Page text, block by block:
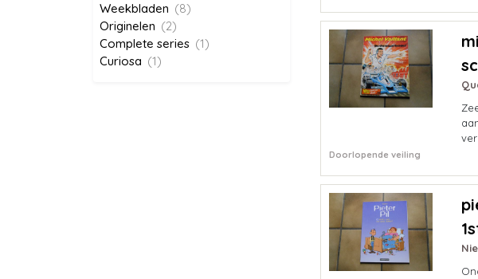
Weekbladen (8)
Originelen (2)
Complete series (1)
Curiosa (1)
Doorlopende veiling